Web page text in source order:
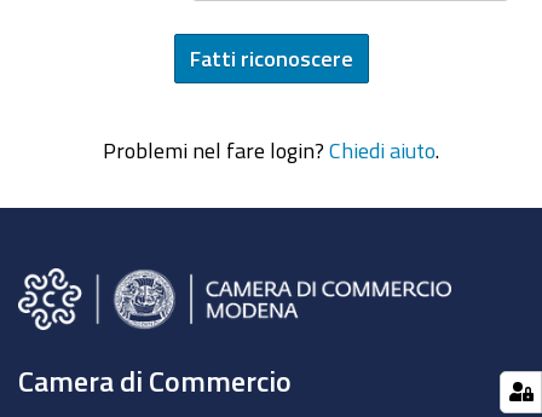
Problemi nel fare login? Chiedi aiuto
Camera di Commercio